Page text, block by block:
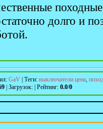
долго и
: GaV Теги: выключатели цена,
Загрузок: Рейтинг: 0.0/0